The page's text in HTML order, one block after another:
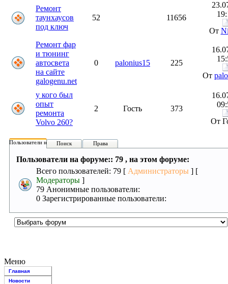
Ремонт
таунхаусов
под ключ
52 11656
От
Ремонт фар
и тюнинг
автосвета
на сайте
galogenu.net
0 palonius15 225
От
у кого был
опыт
ремонта
Volvo 260?
2 Гость 373
От
Пользователи на форуме:
Поиск Права
Пользователи на форуме:: 79 , на этом форуме:
Всего пользователей: 79 [ Администраторы ] [
Модераторы ]
79 Анонимные пользователи:
0 Зарегистрированные пользователи:
Меню
Главная
Новости